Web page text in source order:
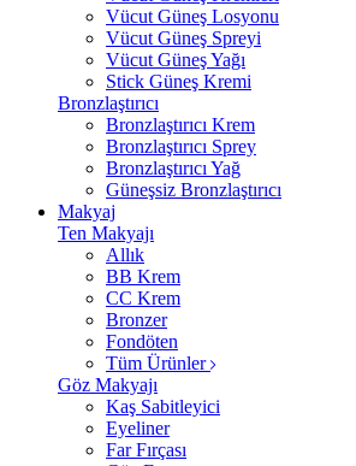
Vücut Güneş Losyonu
Vücut Güneş Spreyi
Vücut Güneş Yağı
Stick Güneş Kremi
Bronzlaştırıcı
Bronzlaştırıcı Krem
Bronzlaştırıcı Sprey
Bronzlaştırıcı Yağ
Güneşsiz Bronzlaştırıcı
Makyaj
Ten Makyajı
Allık
BB Krem
CC Krem
Bronzer
Fondöten
Tüm Ürünler
Göz Makyajı
Kaş Sabitleyici
Eyeliner
Far Fırçası